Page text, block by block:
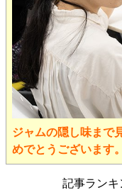
ジャムの隠し味まで
めでとうございます。
記事ランキ